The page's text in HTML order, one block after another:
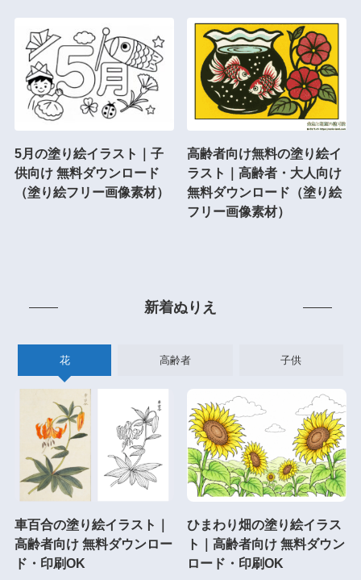
5月の塗り絵イラスト｜子
供向け 無料ダウンロード
（塗り絵フリー画像素材）
高齢者向け無料の塗り絵イ
ラスト｜高齢者・大人向け
無料ダウンロード（塗り絵
フリー画像素材）
新着ぬりえ
花 高齢者 子供
車百合の塗り絵イラスト｜
高齢者向け 無料ダウンロー
ド・印刷OK
ひまわり畑の塗り絵イラス
ト｜高齢者向け 無料ダウン
ロード・印刷OK